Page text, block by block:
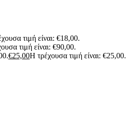
τιμή είναι: €18,00.
τιμή είναι: €90,00.
€25,00Η τρέχουσα τιμή είναι: €25,00.